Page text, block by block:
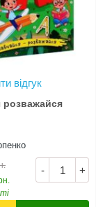
відгук
розважайся
- +